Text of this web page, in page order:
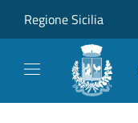
Regione Sicilia